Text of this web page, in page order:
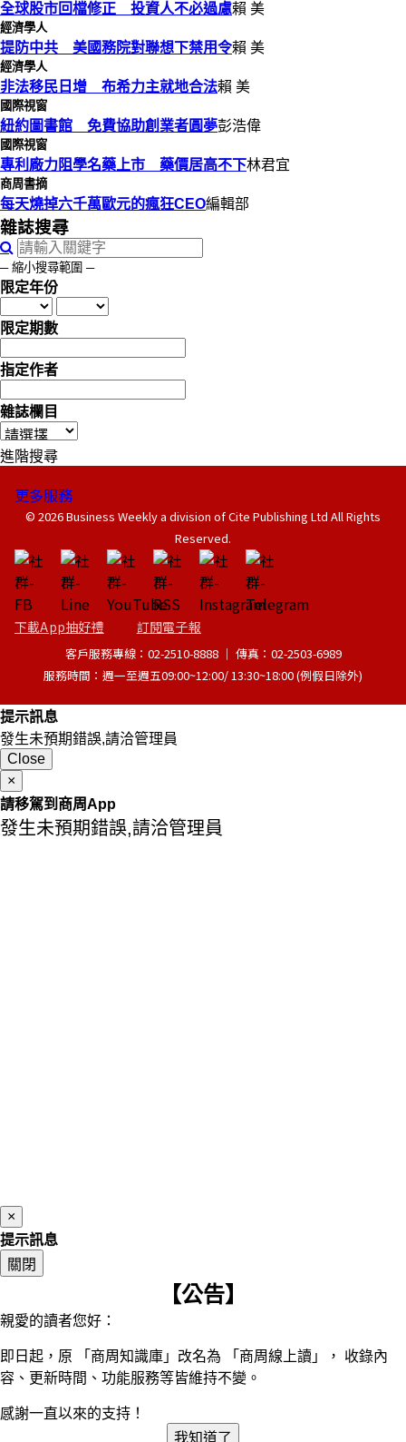
全球股市回檔修正 投資人不必過慮賴 美
經濟學人
提防中共 美國務院對聯想下禁用令賴 美
經濟學人
非法移民日增 布希力主就地合法賴 美
國際視窗
紐約圖書館 免費協助創業者圓夢彭浩偉
國際視窗
專利廠力阻學名藥上市 藥價居高不下林君宜
商周書摘
每天燒掉六千萬歐元的瘋狂CEO編輯部
雜誌搜尋
─ 縮小搜尋範圍 ─
限定年份
限定期數
指定作者
雜誌欄目
進階搜尋
更多服務
© 2026 Business Weekly a division of Cite Publishing Ltd All Rights
Reserved.
下載App抽好禮 訂閱電子報
客戶服務專線：02-2510-8888 │ 傳真：02-2503-6989
服務時間：週一至週五09:00~12:00/ 13:30~18:00 (例假日除外)
提示訊息
發生未預期錯誤,請洽管理員
Close
×
請移駕到商周App
發生未預期錯誤,請洽管理員
×
提示訊息
關閉
【公告】
親愛的讀者您好：
即日起，原 「商周知識庫」改名為 「商周線上讀」， 收錄內
容、更新時間、功能服務等皆維持不變。
感謝一直以來的支持！
我知道了